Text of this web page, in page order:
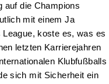
auf die Champions
mit einem Ja
koste es, was es
letzten Karrierejahren
Klubfußballs
sich mit Sicherheit ein